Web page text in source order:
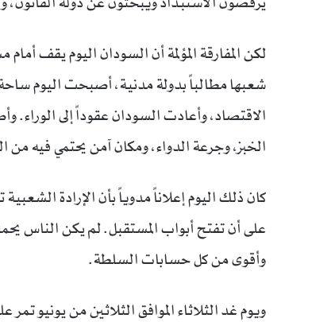
لكن المفارقة المؤلمة أن السودان اليوم يقف
شعبها مطالباً بدولة مدنية، أصبحت اليوم
الاقتصاد، وأعادت السودان عقوداً إلى
الخبز، وجرعة الدواء، ومكان آمن يحتمي فيه من
كان ذلك اليوم إعلاناً مدوياً بأن الإرادة
على أن تفتح أبواب المستقبل. لم يكن الناس
وأقوى من كل حسابات السلطة.
ويوم غد الثلاثاء الموافق الثلاثين من يونيو